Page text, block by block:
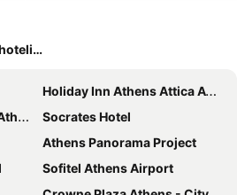
Holiday Inn Athens Attica Av. Airport West by IHG
Ihg
Socrates Hotel
Athens Panorama Project
Sofitel Athens Airport